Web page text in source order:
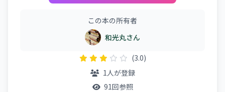
この本の所有者
和光丸さん
(3.0)
1人が登録
91回参照